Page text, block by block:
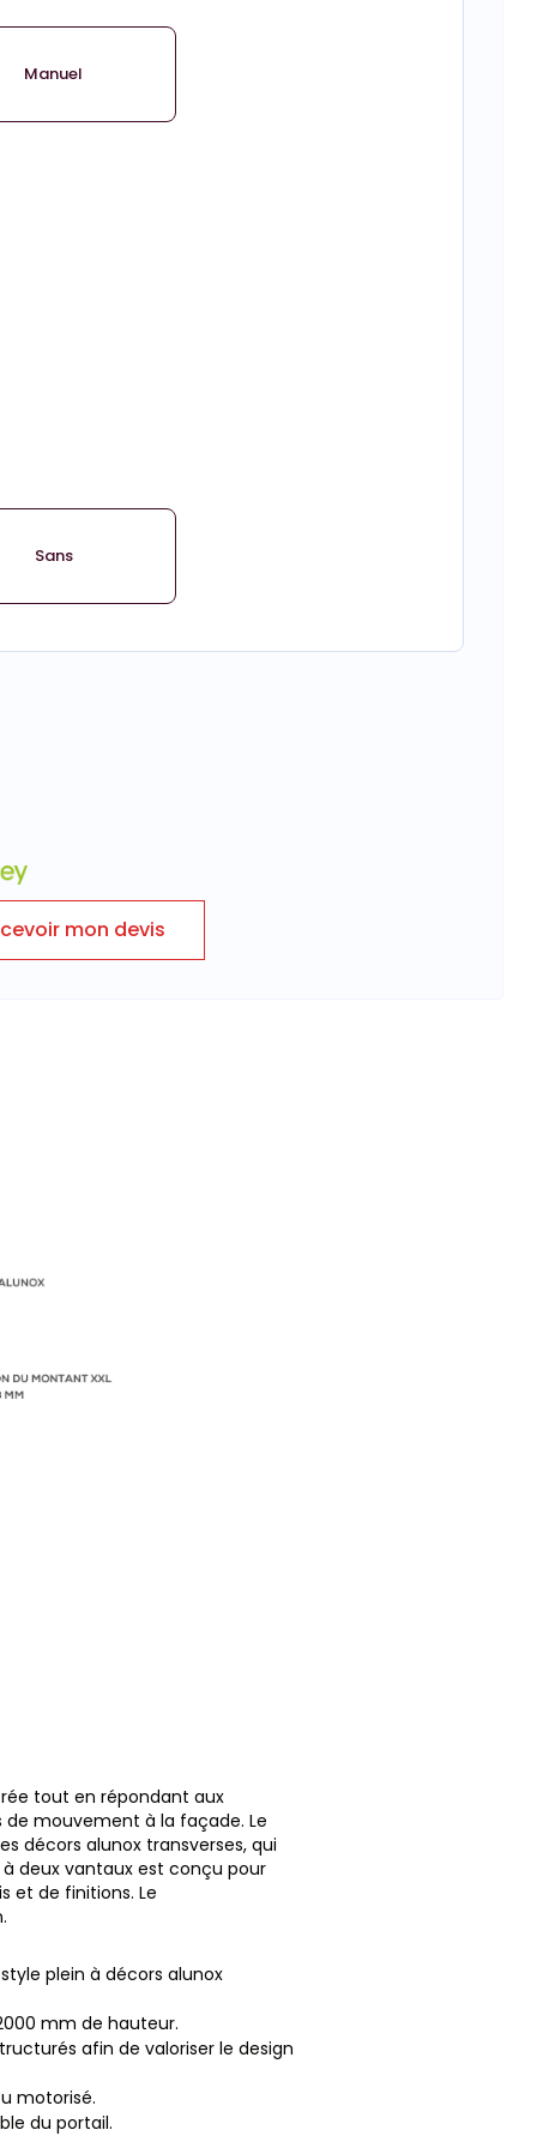
Manuel
Sans
mon devis
tout en répondant aux
mouvement à la façade. Le
décors alunox transverses, qui
deux vantaux est conçu pour
et de finitions. Le
plein à décors alunox
mm de hauteur.
afin de valoriser le design
motorisé.
du portail.